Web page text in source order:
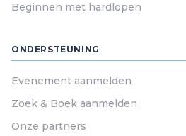
Beginnen met hardlopen
ONDERSTEUNING
Evenement aanmelden
Zoek & Boek aanmelden
Onze partners